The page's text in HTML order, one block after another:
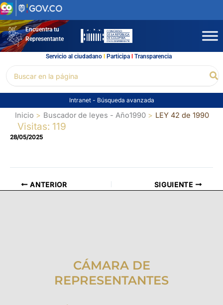
Ir
al
contenidoEncuentra tu
Representante
Servicio al ciudadano l Participal Transparencia
por:
Intranet - Búsqueda avanzada
Inicio Buscador de leyes - Año1990 LEY 42 de 1990
Visitas: 119
28/05/2025
ANTERIOR SIGUIENTE
CÁMARA DE
REPRESENTANTES